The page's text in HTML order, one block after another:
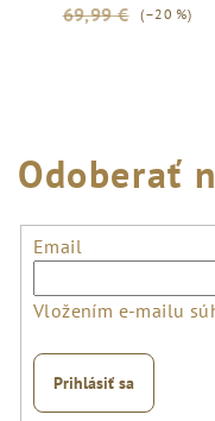
69,99 €
(–20 %)
Odoberať
Email
Vložením e-mailu
Prihlásiť sa